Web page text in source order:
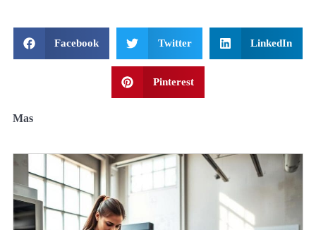
Facebook Twitter LinkedIn
Pinterest
Mas